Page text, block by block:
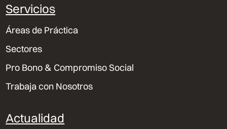
Servicios
Áreas de Práctica
Sectores
Pro Bono & Compromiso Social
Trabaja con Nosotros
Actualidad